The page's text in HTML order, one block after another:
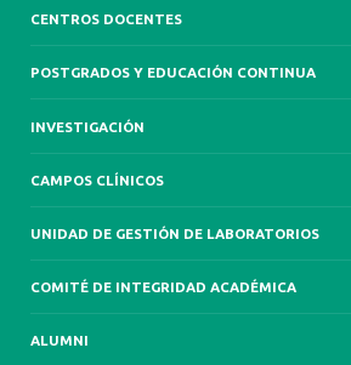
CENTROS DOCENTES
POSTGRADOS Y EDUCACIÓN CONTINUA
INVESTIGACIÓN
CAMPOS CLÍNICOS
UNIDAD DE GESTIÓN DE LABORATORIOS
COMITÉ DE INTEGRIDAD ACADÉMICA
ALUMNI